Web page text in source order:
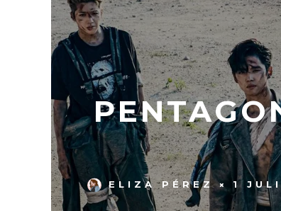
ELIZA PÉREZ 1